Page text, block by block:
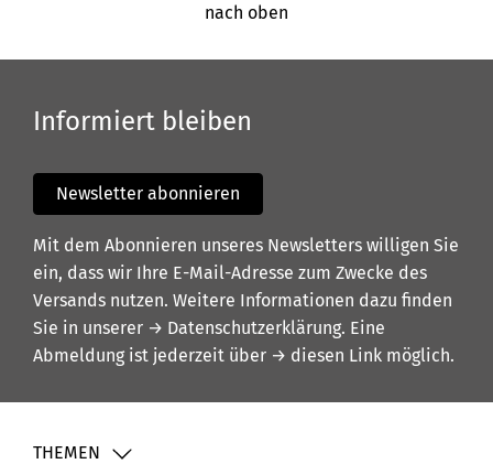
nach oben
Informiert bleiben
Newsletter abonnieren
Mit dem Abonnieren unseres Newsletters willigen Sie
ein, dass wir Ihre E-Mail-Adresse zum Zwecke des
Versands nutzen. Weitere Informationen dazu finden
Sie in unserer → Datenschutzerklärung. Eine
Abmeldung ist jederzeit über → diesen Link möglich.
THEMEN